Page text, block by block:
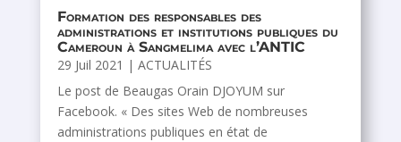
Formation des responsables des
administrations et institutions publiques du
Cameroun à Sangmelima avec l’ANTIC
29 Juil 2021 | ACTUALITÉS
Le post de Beaugas Orain DJOYUM sur
Facebook. « Des sites Web de nombreuses
administrations publiques en état de